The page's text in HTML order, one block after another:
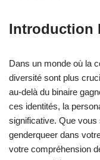
Introduction
Dans un monde où la
diversité sont plus
au-delà du binaire
ces identités, la
significative. Que vous
genderqueer dans
votre compréhension